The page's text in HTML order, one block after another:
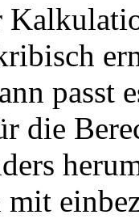
passt
die